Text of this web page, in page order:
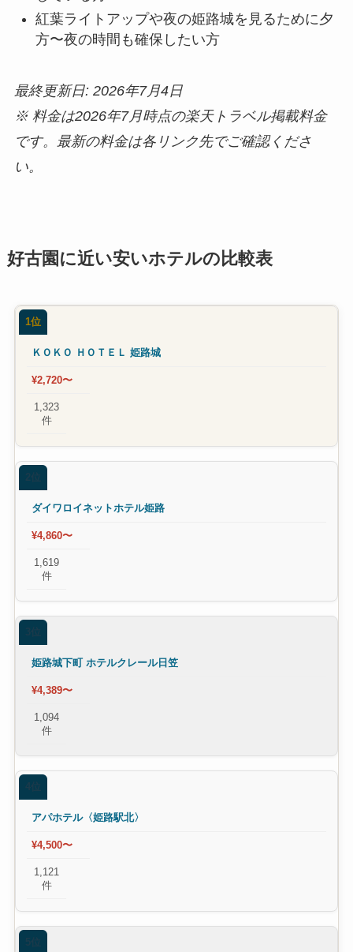
紅葉ライトアップや夜の姫路城を見るために夕
方〜夜の時間も確保したい方
最終更新日: 2026年7月4日
※ 料金は2026年7月時点の楽天トラベル掲載料金
です。最新の料金は各リンク先でご確認くださ
い。
好古園に近い安いホテルの比較表
1位
ＫＯＫＯ ＨＯＴＥＬ 姫路城
¥2,720〜
1,323
件
2位
ダイワロイネットホテル姫路
¥4,860〜
1,619
件
3位
姫路城下町 ホテルクレール日笠
¥4,389〜
1,094
件
4位
アパホテル〈姫路駅北〉
¥4,500〜
1,121
件
5位